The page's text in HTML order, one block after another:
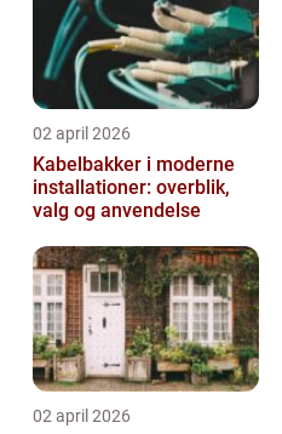
02 april 2026
Kabelbakker i moderne
installationer: overblik,
valg og anvendelse
02 april 2026